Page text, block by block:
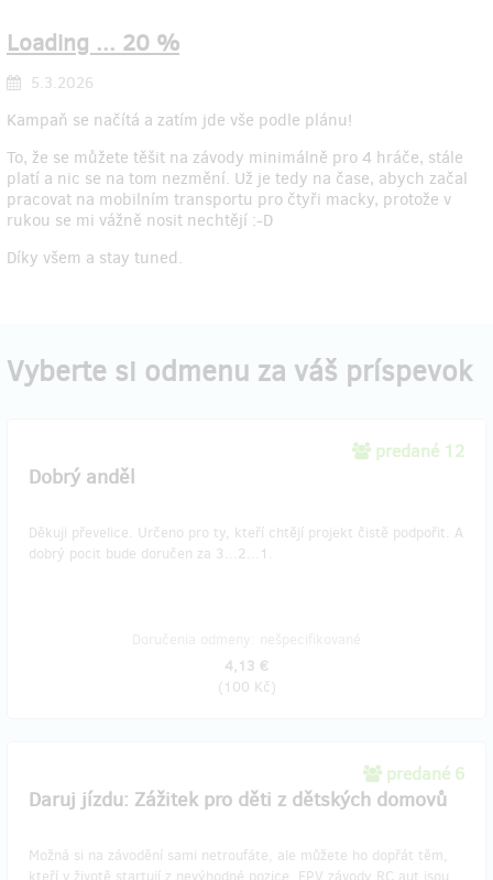
Loading ... 20 %
5.3.2026
Kampaň se načítá a zatím jde vše podle plánu!
To, že se můžete těšit na závody minimálně pro 4 hráče, stále
platí a nic se na tom nezmění. Už je tedy na čase, abych začal
pracovat na mobilním transportu pro čtyři macky, protože v
rukou se mi vážně nosit nechtějí :-D
Díky všem a stay tuned.
Vyberte si odmenu za váš príspevok
predané 12
Dobrý anděl
Děkuji převelice. Určeno pro ty, kteří chtějí projekt čistě podpořit. A
dobrý pocit bude doručen za 3...2...1.
4,13 €
(100 Kč)
predané 6
Daruj jízdu: Zážitek pro děti z dětských domovů
Možná si na závodění sami netroufáte, ale můžete ho dopřát těm,